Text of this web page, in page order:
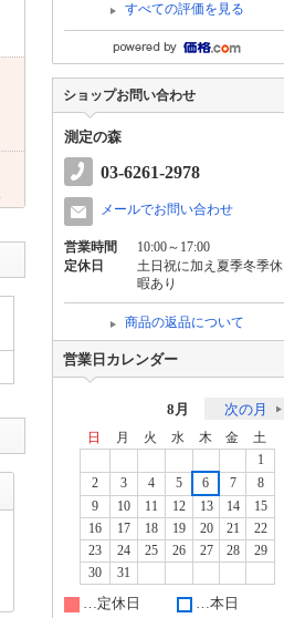
すべての評価を見る
ショップお問い合わせ
測定の森
03-6261-2978
メールでお問い合わせ
営業時間
10:00～17:00
定休日
土日祝に加え夏季冬季休
暇あり
商品の返品について
営業日カレンダー
8月 次の月
日 月 火 水 木 金
土
1
2
3 4 5 6 7
8
9
10 11 12 13 14
15
16
17 18 19 20 21
22
23
24 25 26 27 28
29
30
31
…定休日 …本日